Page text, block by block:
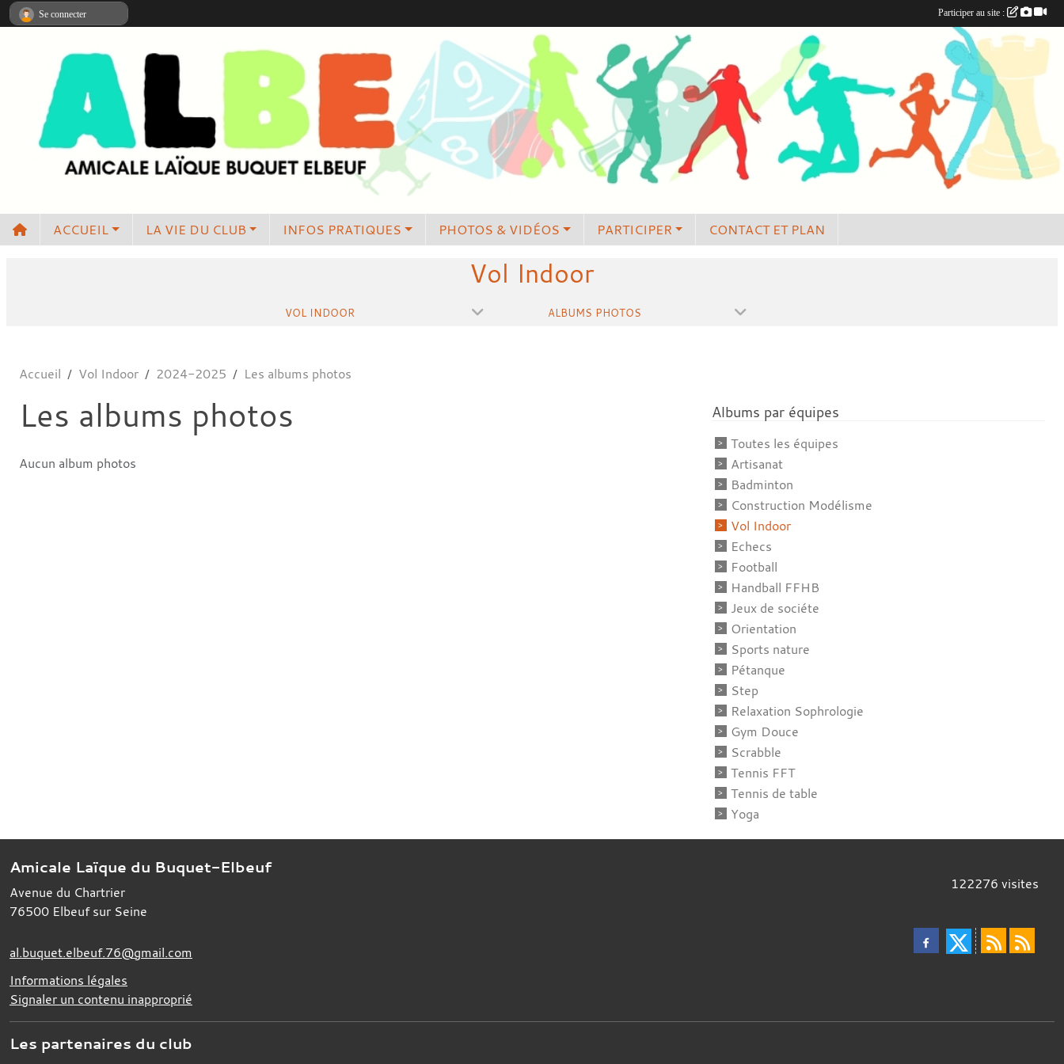
ACCUEIL LA VIE DU CLUB INFOS PRATIQUES PHOTOS & VIDÉOS PARTICIPER CONTACT ET PLAN
Vol Indoor
VOL INDOOR ALBUMS PHOTOS
Accueil Vol Indoor 2024-2025 Les albums photos
Les albums photos
Aucun album photos
Albums par équipes
Toutes les équipes
Artisanat
Badminton
Construction Modélisme
Vol Indoor
Echecs
Football
Handball FFHB
Jeux de sociéte
Orientation
Sports nature
Pétanque
Step
Relaxation Sophrologie
Gym Douce
Scrabble
Tennis FFT
Tennis de table
Yoga
Amicale Laïque du Buquet-Elbeuf
Avenue du Chartrier
76500 Elbeuf sur Seine
al.buquet.elbeuf.76@gmail.com
Informations légales
Signaler un contenu inapproprié
122276 visites
Les partenaires du club
Se connecter Participer au site :
Panneau de gestion des cookies